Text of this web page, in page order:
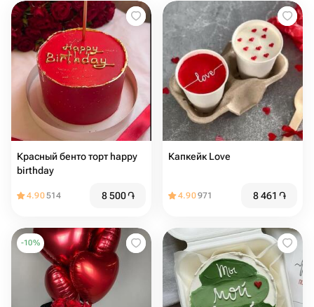
Красный бенто торт happy
birthday
4.90514 8 500֏
Капкейк Love
4.90971 8 461 ֏
-10%